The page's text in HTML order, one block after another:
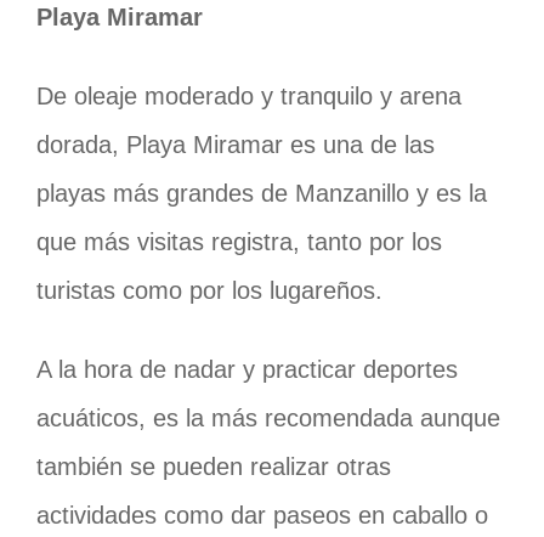
Playa Miramar
De oleaje moderado y tranquilo y arena
dorada, Playa Miramar es una de las
playas más grandes de Manzanillo y es la
que más visitas registra, tanto por los
turistas como por los lugareños.
A la hora de nadar y practicar deportes
acuáticos, es la más recomendada aunque
también se pueden realizar otras
actividades como dar paseos en caballo o